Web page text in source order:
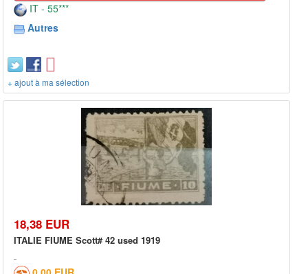
IT - 55***
Autres
+ ajout à ma sélection
18,38 EUR
ITALIE FIUME Scott# 42 used 1919